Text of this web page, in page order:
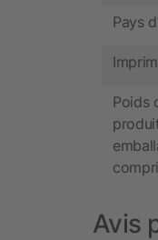
Pays
Poids
Avis